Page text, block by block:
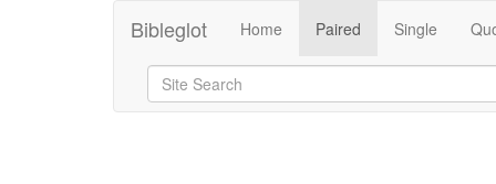
Bibleglot Home Paired Single